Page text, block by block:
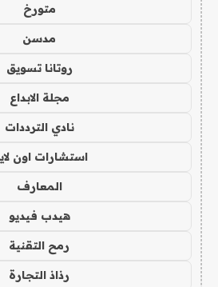
متورخ
مدسن
روتانا تسويق
مجلة الابداع
نادي الترددات
استشارات اون
المعارف
هيدب فيديو
رمح التقنية
رذاذ التجارة